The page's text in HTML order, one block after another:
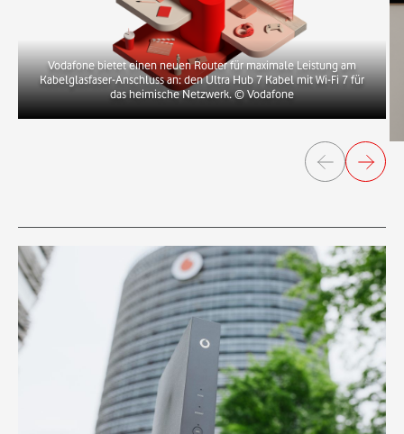
Vodafone bietet einen neuen Router für maximale Leistung am
Kabelglasfaser-Anschluss an: den Ultra Hub 7 Kabel mit Wi-Fi 7 für
das heimische Netzwerk. © Vodafone